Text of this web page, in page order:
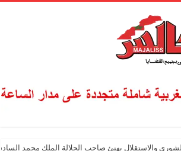
والاستقلال يهنئ صاحب الجلالة الملك محمد